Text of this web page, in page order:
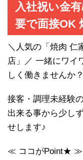
入社祝い金
要で面接OK
＼人気の「焼肉 仁
店」／ 一緒にワイ
しく働きませんか？
接客・調理未経験
出来る事から少し
せします♪
≪ ココがPoint★ ≫